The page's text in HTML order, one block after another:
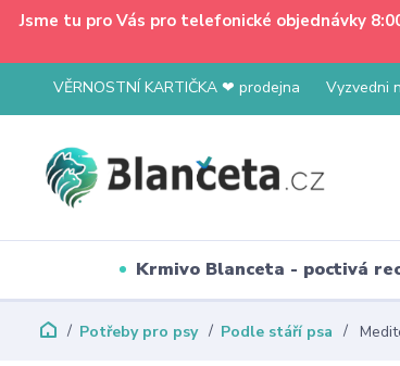
Jsme tu pro Vás pro telefonické objednávky
VĚRNOSTNÍ KARTIČKA ❤ prodejna Vyzvedni
Krmivo Blanceta - poctivá
Potřeby pro psy Podle stáří psa